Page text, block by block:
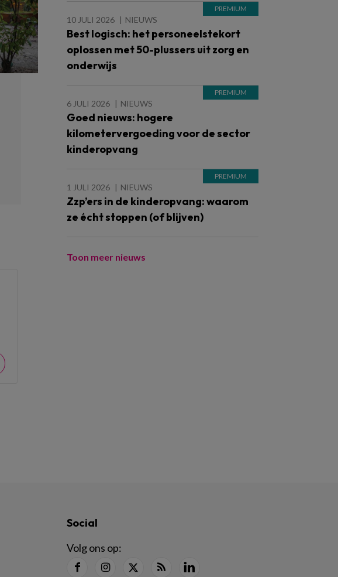
10 JULI 2026 NIEUWS
Best logisch: het personeelstekort
oplossen met 50-plussers uit zorg en
onderwijs
6 JULI 2026 NIEUWS
Goed nieuws: hogere
kilometervergoeding voor de sector
kinderopvang
1 JULI 2026 NIEUWS
Zzp’ers in de kinderopvang: waarom
ze écht stoppen (of blijven)
Toon meer nieuws
Social
Volg ons op: